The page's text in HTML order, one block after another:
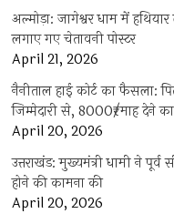
अल्मोड़ा: जागेश्वर धाम में
लगाए गए चेतावनी पोस्टर
April 21, 2026
नैनीताल हाई कोर्ट का फैसला:
जिम्मेदारी से, 8000₹/माह देने का
April 20, 2026
उत्तराखंड: मुख्यमंत्री धामी ने
होने की कामना की
April 20, 2026